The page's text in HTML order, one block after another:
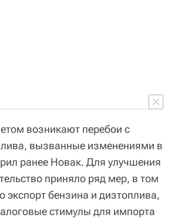
возникают перебои с
вызванные изменениями в
ранее Новак. Для улучшения
приняло ряд мер, в том
экспорт бензина и дизтоплива,
стимулы для импорта